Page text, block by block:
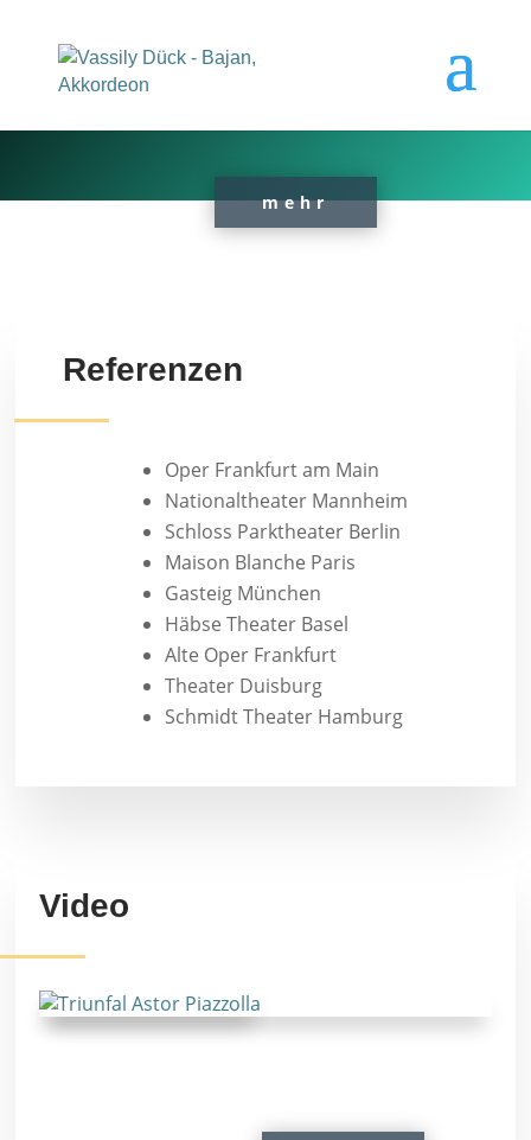
Bajan-Akkordeon
mehr
Referenzen
Oper Frankfurt am Main
Nationaltheater Mannheim
Schloss Parktheater Berlin
Maison Blanche Paris
Gasteig München
Häbse Theater Basel
Alte Oper Frankfurt
Theater Duisburg
Schmidt Theater Hamburg
Video